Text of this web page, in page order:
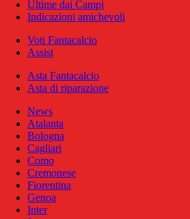
Ultime dai Campi
Indicazioni amichevoli
Voti Fantacalcio
Assist
Asta Fantacalcio
Asta di riparazione
News
Atalanta
Bologna
Cagliari
Como
Cremonese
Fiorentina
Genoa
Inter